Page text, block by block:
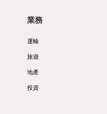
業務
運輸
旅遊
地產
投資